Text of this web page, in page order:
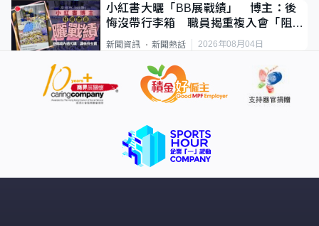
小紅書大曬「BB展戰績」 博主：後
悔沒帶行李箱 職員揭重複入會「阻止
唔到」
新聞資訊 新聞熱話 2026年08月04日